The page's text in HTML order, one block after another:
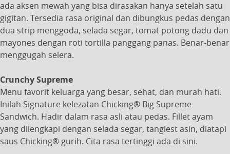
ada aksen mewah yang bisa dirasakan hanya setelah satu
gigitan. Tersedia rasa original dan dibungkus pedas dengan
dua strip menggoda, selada segar, tomat potong dadu dan
mayones dengan roti tortilla panggang panas. Benar-benar
menggugah selera.
Crunchy Supreme
Menu favorit keluarga yang besar, sehat, dan murah hati.
Inilah Signature kelezatan Chicking® Big Supreme
Sandwich. Hadir dalam rasa asli atau pedas. Fillet ayam
yang dilengkapi dengan selada segar, tangiest asin, diatapi
saus Chicking® gurih. Cita rasa tertinggi ada di sini.